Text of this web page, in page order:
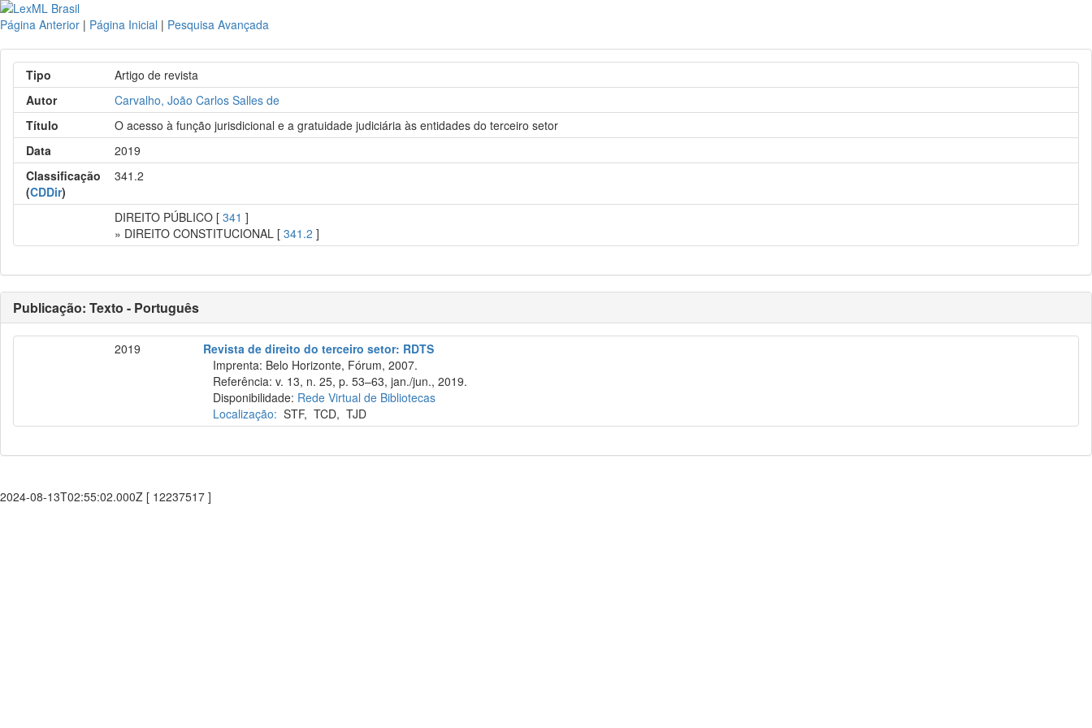
Página Anterior | Página Inicial | Pesquisa Avançada
Tipo
Artigo de revista
Autor
Carvalho, João Carlos Salles de
Título
O acesso à função jurisdicional e a gratuidade judiciária às entidades do terceiro setor
Data
2019
Classificação
(CDDir)
341.2
DIREITO PÚBLICO [341 ]
» DIREITO CONSTITUCIONAL [341.2 ]
Publicação: Texto - Português
2019
Revista de direito do terceiro setor: RDTS
Imprenta: Belo Horizonte, Fórum, 2007.
Referência: v. 13, n. 25, p. 53–63, jan./jun., 2019.
Disponibilidade: Rede Virtual de Bibliotecas
Localização: STF,TCD,TJD
2024-08-13T02:55:02.000Z [ 12237517 ]